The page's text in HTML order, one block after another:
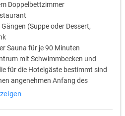
Doppelbettzimmer
(Suppe oder Dessert,
Sauna für je 90 Minuten
mit Schwimmbecken und
für die Hotelgäste bestimmt sind
angenehmen Anfang des